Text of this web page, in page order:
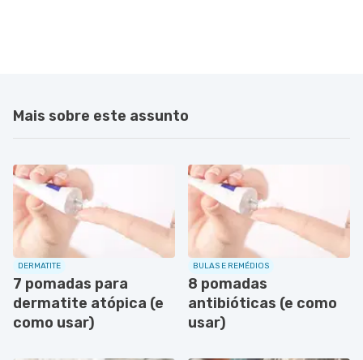
Mais sobre este assunto
DERMATITE
7 pomadas para
dermatite atópica (e
como usar)
BULAS E REMÉDIOS
8 pomadas
antibióticas (e como
usar)